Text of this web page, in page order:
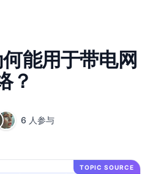
能用于带电网
？
6 人参与
TOPIC SOURCE